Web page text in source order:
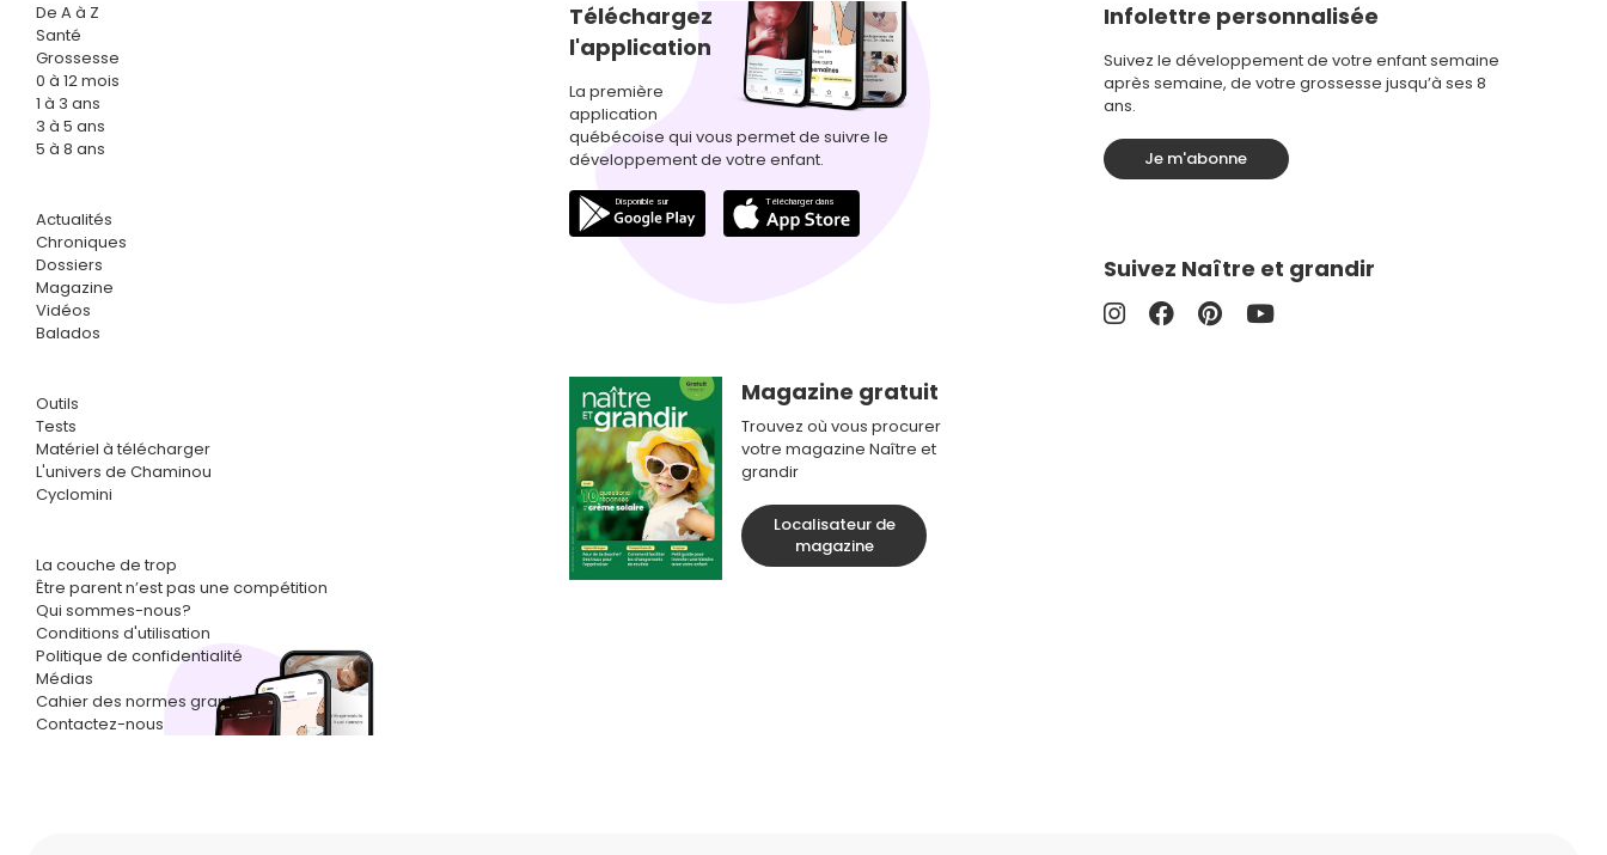
De A à Z
Santé
Grossesse
0 à 12 mois
1 à 3 ans
3 à 5 ans
5 à 8 ans
Actualités
Chroniques
Dossiers
Magazine
Vidéos
Balados
Outils
Tests
Matériel à télécharger
L'univers de Chaminou
Cyclomini
La couche de trop
Être parent n’est pas une compétition
Qui sommes-nous?
Conditions d'utilisation
Politique de confidentialité
Médias
Cahier des normes graphiques
Contactez-nous
Téléchargez
l'application
La première
application
québécoise qui vous permet de suivre le
développement de votre enfant.
Magazine gratuit
Trouvez où vous procurer
votre magazine Naître et
grandir
Localisateur de
magazine
Infolettre personnalisée
Suivez le développement de votre enfant semaine
après semaine, de votre grossesse jusqu’à ses 8
ans.
Je m'abonne
Suivez Naître et grandir